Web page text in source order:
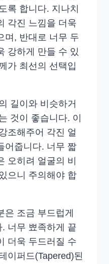
록 합니다. 지나치
각진 느낌을 더욱
며, 반대로 너무 두
강하게 만들 수 있
가 최선의 선택입
길이와 비슷하거
것이 좋습니다. 이
조해주어 각진 얼
어줍니다. 너무 짧
오히려 얼굴의 비
으니 주의해야 합
은 조금 부드럽게
너무 뾰족하게 끝
더욱 두드러질 수
이퍼드(Tapered)된